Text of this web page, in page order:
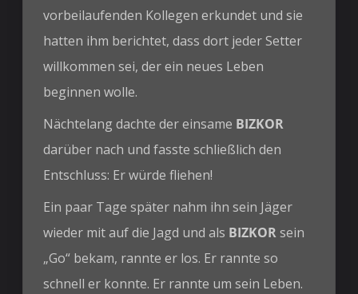
vorbeilaufenden Kollegen erkundet und sie
hatten ihm berichtet, dass dort jeder Setter
willkommen sei, der ein neues Leben
beginnen wolle.
Nächtelang dachte der einsame BIZKOR
darüber nach und fasste schließlich den
Entschluss: Er würde fliehen!
Ein paar Tage später nahm ihn sein Jäger
wieder mit auf die Jagd und als BIZKORsein
„Go“ bekam, rannte er los. Er rannte so
schnell er konnte. Er rannte um sein Leben.